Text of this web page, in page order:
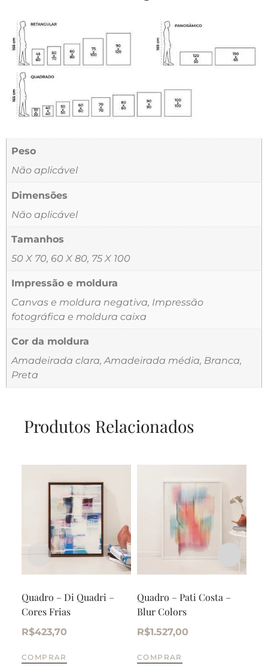
Peso
Não aplicável
Dimensões
Não aplicável
Tamanhos
50 X 70, 60 X 80, 75 X 100
Impressão e moldura
Canvas e moldura negativa, Impressão
fotográfica e moldura caixa
Cor da moldura
Amadeirada clara, Amadeirada média, Branca,
Preta
Produtos Relacionados
Quadro – Di Quadri –
Cores Frias
R$423,70
COMPRAR
Quadro – Pati Costa –
Blur Colors
R$1.527,00
COMPRAR